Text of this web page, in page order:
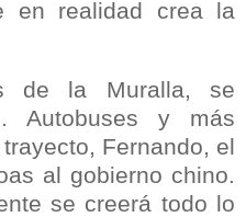
en realidad crea la
de la Muralla, se
Autobuses y más
Fernando, el
al gobierno chino.
se creerá todo lo